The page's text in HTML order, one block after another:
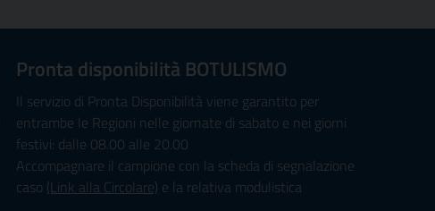
Pronta disponibilità BOTULISMO
Il servizio di Pronta Disponibilità viene garantito per
entrambe le Regioni nelle giornate di sabato e nei giorni
festivi: dalle 08.00 alle 20.00
Accompagnare il campione con la scheda di segnalazione
caso (Link alla Circolare) e la relativa modulistica